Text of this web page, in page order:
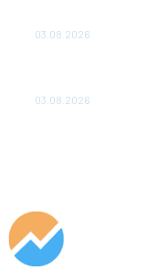
03.08.2026
03.08.2026